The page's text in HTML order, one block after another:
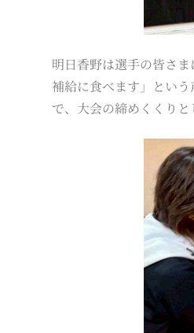
明日香野は選手の皆さ
補給に食べます」とい
で、大会の締めくくりと